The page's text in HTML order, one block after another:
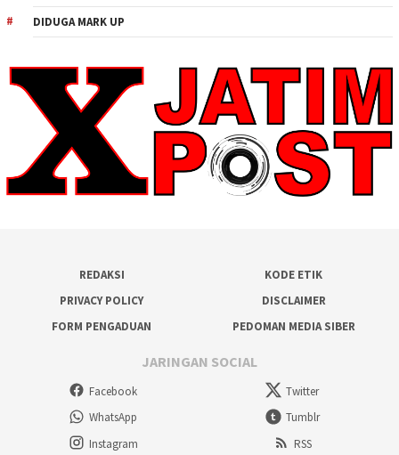
DIDUGA MARK UP
REDAKSI
KODE ETIK
PRIVACY POLICY
DISCLAIMER
FORM PENGADUAN
PEDOMAN MEDIA SIBER
JARINGAN SOCIAL
Facebook
Twitter
WhatsApp
Tumblr
Instagram
RSS